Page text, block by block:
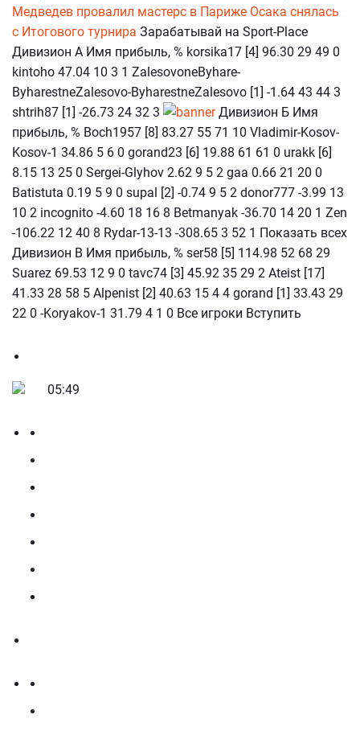
Медведев провалил мастерс в Париже Осака снялась
с Итогового турнира Зарабатывай на Sport-Place
Дивизион А Имя прибыль, % korsika17 [4] 96.30 29 49 0
kintoho 47.04 10 3 1 ZalesovoneByhare-
ByharestneZalesovo-ByharestneZalesovo [1] -1.64 43 44 3
shtrih87 [1] -26.73 24 32 3
Дивизион Б Имя
прибыль, % Boch1957 [8] 83.27 55 71 10 Vladimir-Kosov-
Kosov-1 34.86 5 6 0 gorand23 [6] 19.88 61 61 0 urakk [6]
8.15 13 25 0 Sergei-Glyhov 2.62 9 5 2 gaa 0.66 21 20 0
Batistuta 0.19 5 9 0 supal [2] -0.74 9 5 2 donor777 -3.99 13
10 2 incognito -4.60 18 16 8 Betmanyak -36.70 14 20 1 Zen
-106.22 12 40 8 Rydar-13-13 -308.65 3 52 1 Показать всех
Дивизион В Имя прибыль, % ser58 [5] 114.98 52 68 29
Suarez 69.53 12 9 0 tavc74 [3] 45.92 35 29 2 Ateist [17]
41.33 28 58 5 Alpenist [2] 40.63 15 4 4 gorand [1] 33.43 29
22 0 -Koryakov-1 31.79 4 1 0 Все игроки Вступить
05:49